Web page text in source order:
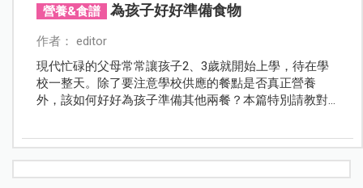
營養&食譜
為孩子好好準備食物
作者： editor
現代忙碌的父母常常讓孩子2、3歲就開始上學，待在學
校一整天。除了要注意學校供應的餐點是否真正營養
外，該如何好好為孩子準備其他兩餐？本篇特別請教對